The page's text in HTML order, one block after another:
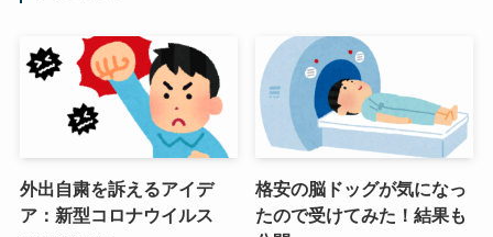
外出自粛を訴えるアイデ
ア：新型コロナウイルス
格安の脳ドッグが気になっ
たので受けてみた！結果も